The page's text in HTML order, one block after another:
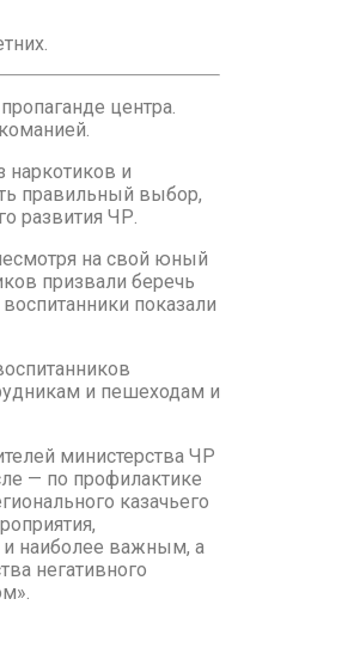
центра.
наркотиков и
правильный выбор,
развития ЧР.
на свой юный
призвали беречь
показали
и пешеходам и
министерства ЧР
— по профилактике
казачьего
и наиболее важным, а
негативного